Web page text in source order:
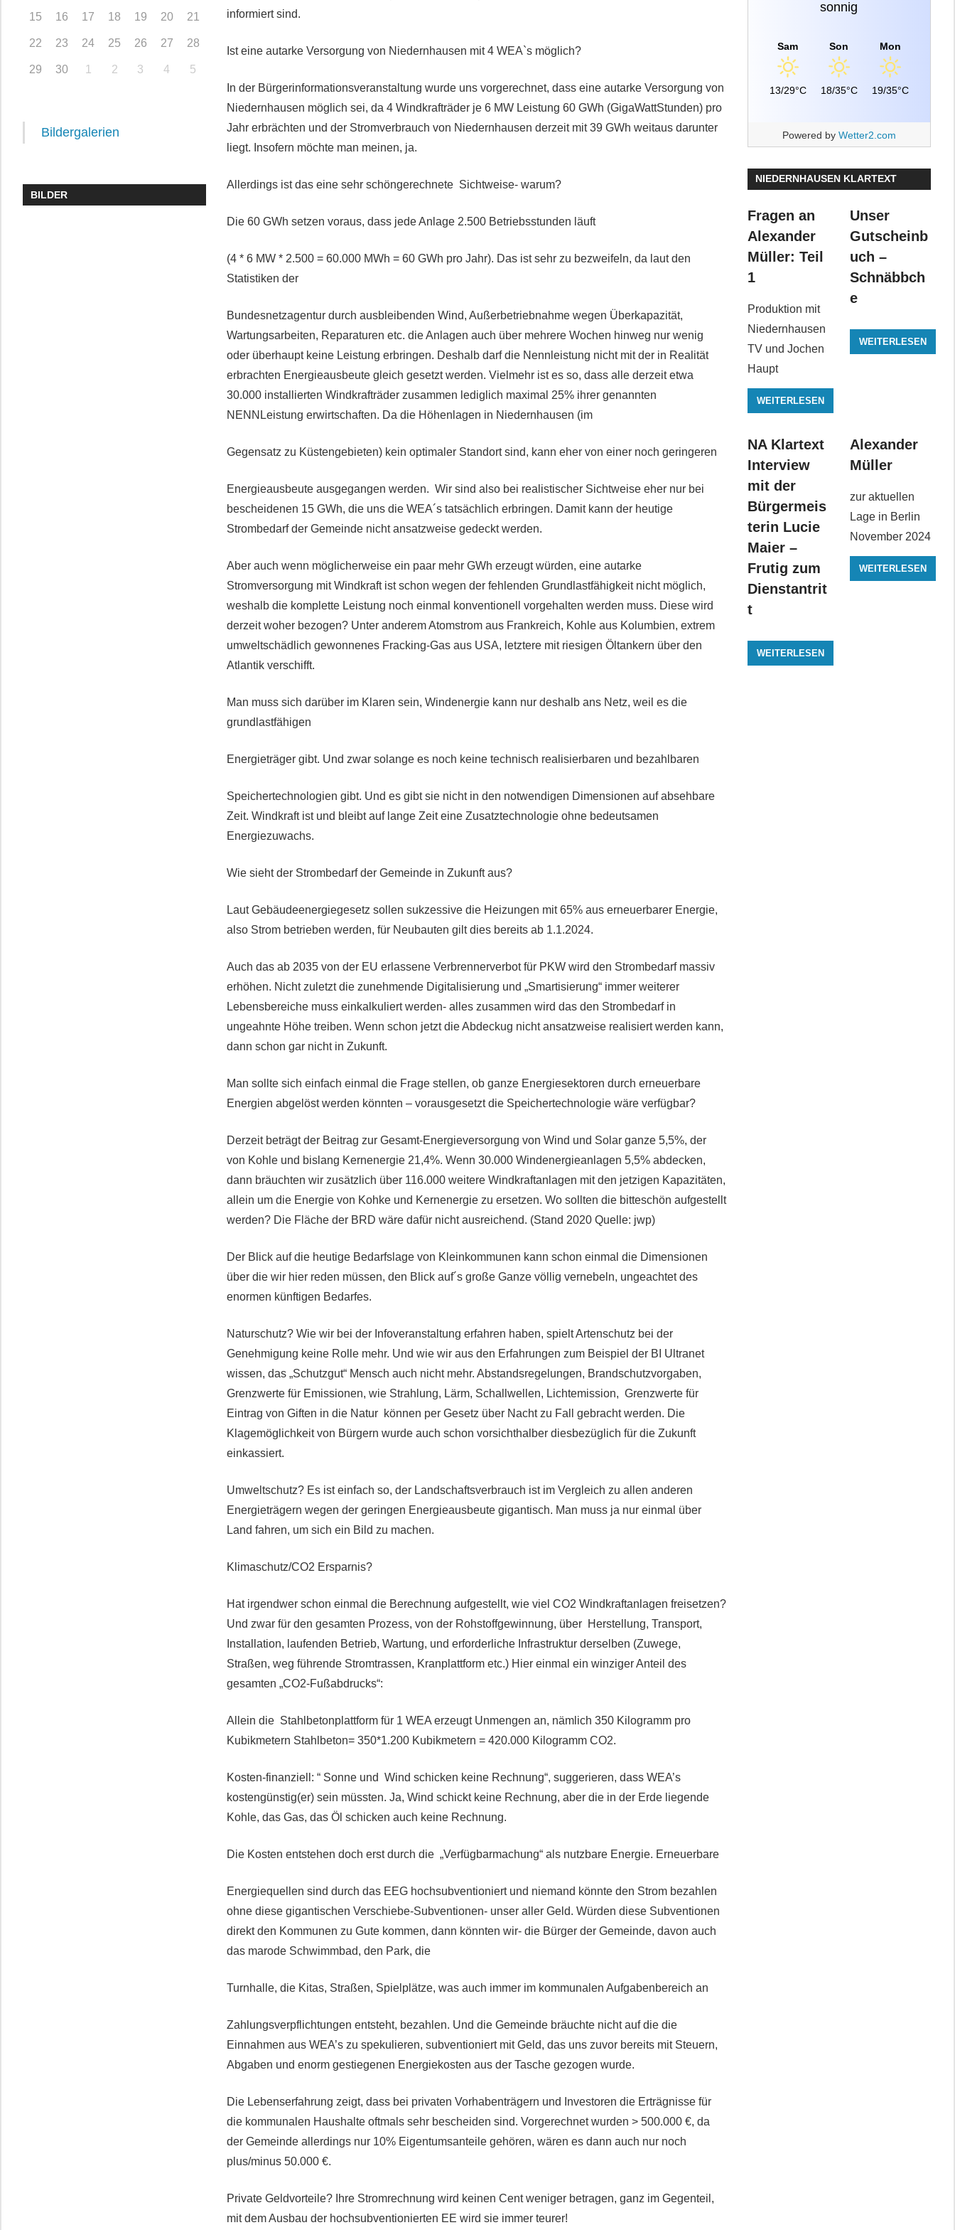
informiert sind.
Ist eine autarke Versorgung von Niedernhausen mit 4 WEA`s möglich?
In der Bürgerinformationsveranstaltung wurde uns vorgerechnet, dass eine autarke Versorgung von
Niedernhausen möglich sei, da 4 Windkrafträder je 6 MW Leistung 60 GWh (GigaWattStunden) pro
Jahr erbrächten und der Stromverbrauch von Niedernhausen derzeit mit 39 GWh weitaus darunter
liegt. Insofern möchte man meinen, ja.
Allerdings ist das eine sehr schöngerechnete Sichtweise- warum?
Die 60 GWh setzen voraus, dass jede Anlage 2.500 Betriebsstunden läuft
(4 * 6 MW * 2.500 = 60.000 MWh = 60 GWh pro Jahr). Das ist sehr zu bezweifeln, da laut den
Statistiken der
Bundesnetzagentur durch ausbleibenden Wind, Außerbetriebnahme wegen Überkapazität,
Wartungsarbeiten, Reparaturen etc. die Anlagen auch über mehrere Wochen hinweg nur wenig
oder überhaupt keine Leistung erbringen. Deshalb darf die Nennleistung nicht mit der in Realität
erbrachten Energieausbeute gleich gesetzt werden. Vielmehr ist es so, dass alle derzeit etwa
30.000 installierten Windkrafträder zusammen lediglich maximal 25% ihrer genannten
NENNLeistung erwirtschaften. Da die Höhenlagen in Niedernhausen (im
Gegensatz zu Küstengebieten) kein optimaler Standort sind, kann eher von einer noch geringeren
Energieausbeute ausgegangen werden. Wir sind also bei realistischer Sichtweise eher nur bei
bescheidenen 15 GWh, die uns die WEA´s tatsächlich erbringen. Damit kann der heutige
Strombedarf der Gemeinde nicht ansatzweise gedeckt werden.
Aber auch wenn möglicherweise ein paar mehr GWh erzeugt würden, eine autarke
Stromversorgung mit Windkraft ist schon wegen der fehlenden Grundlastfähigkeit nicht möglich,
weshalb die komplette Leistung noch einmal konventionell vorgehalten werden muss. Diese wird
derzeit woher bezogen? Unter anderem Atomstrom aus Frankreich, Kohle aus Kolumbien, extrem
umweltschädlich gewonnenes Fracking-Gas aus USA, letztere mit riesigen Öltankern über den
Atlantik verschifft.
Man muss sich darüber im Klaren sein, Windenergie kann nur deshalb ans Netz, weil es die
grundlastfähigen
Energieträger gibt. Und zwar solange es noch keine technisch realisierbaren und bezahlbaren
Speichertechnologien gibt. Und es gibt sie nicht in den notwendigen Dimensionen auf absehbare
Zeit. Windkraft ist und bleibt auf lange Zeit eine Zusatztechnologie ohne bedeutsamen
Energiezuwachs.
Wie sieht der Strombedarf der Gemeinde in Zukunft aus?
Laut Gebäudeenergiegesetz sollen sukzessive die Heizungen mit 65% aus erneuerbarer Energie,
also Strom betrieben werden, für Neubauten gilt dies bereits ab 1.1.2024.
Auch das ab 2035 von der EU erlassene Verbrennerverbot für PKW wird den Strombedarf massiv
erhöhen. Nicht zuletzt die zunehmende Digitalisierung und „Smartisierung“ immer weiterer
Lebensbereiche muss einkalkuliert werden- alles zusammen wird das den Strombedarf in
ungeahnte Höhe treiben. Wenn schon jetzt die Abdeckug nicht ansatzweise realisiert werden kann,
dann schon gar nicht in Zukunft.
Man sollte sich einfach einmal die Frage stellen, ob ganze Energiesektoren durch erneuerbare
Energien abgelöst werden könnten – vorausgesetzt die Speichertechnologie wäre verfügbar?
Derzeit beträgt der Beitrag zur Gesamt-Energieversorgung von Wind und Solar ganze 5,5%, der
von Kohle und bislang Kernenergie 21,4%. Wenn 30.000 Windenergieanlagen 5,5% abdecken,
dann bräuchten wir zusätzlich über 116.000 weitere Windkraftanlagen mit den jetzigen Kapazitäten,
allein um die Energie von Kohke und Kernenergie zu ersetzen. Wo sollten die bitteschön aufgestellt
werden? Die Fläche der BRD wäre dafür nicht ausreichend. (Stand 2020 Quelle: jwp)
Der Blick auf die heutige Bedarfslage von Kleinkommunen kann schon einmal die Dimensionen
über die wir hier reden müssen, den Blick auf´s große Ganze völlig vernebeln, ungeachtet des
enormen künftigen Bedarfes.
Naturschutz? Wie wir bei der Infoveranstaltung erfahren haben, spielt Artenschutz bei der
Genehmigung keine Rolle mehr. Und wie wir aus den Erfahrungen zum Beispiel der BI Ultranet
wissen, das „Schutzgut“ Mensch auch nicht mehr. Abstandsregelungen, Brandschutzvorgaben,
Grenzwerte für Emissionen, wie Strahlung, Lärm, Schallwellen, Lichtemission, Grenzwerte für
Eintrag von Giften in die Natur können per Gesetz über Nacht zu Fall gebracht werden. Die
Klagemöglichkeit von Bürgern wurde auch schon vorsichthalber diesbezüglich für die Zukunft
einkassiert.
Umweltschutz? Es ist einfach so, der Landschaftsverbrauch ist im Vergleich zu allen anderen
Energieträgern wegen der geringen Energieausbeute gigantisch. Man muss ja nur einmal über
Land fahren, um sich ein Bild zu machen.
Klimaschutz/CO2 Ersparnis?
Hat irgendwer schon einmal die Berechnung aufgestellt, wie viel CO2 Windkraftanlagen freisetzen?
Und zwar für den gesamten Prozess, von der Rohstoffgewinnung, über Herstellung, Transport,
Installation, laufenden Betrieb, Wartung, und erforderliche Infrastruktur derselben (Zuwege,
Straßen, weg führende Stromtrassen, Kranplattform etc.) Hier einmal ein winziger Anteil des
gesamten „CO2-Fußabdrucks“:
Allein die Stahlbetonplattform für 1 WEA erzeugt Unmengen an, nämlich 350 Kilogramm pro
Kubikmetern Stahlbeton= 350*1.200 Kubikmetern = 420.000 Kilogramm CO2.
Kosten-finanziell: “ Sonne und Wind schicken keine Rechnung“, suggerieren, dass WEA’s
kostengünstig(er) sein müssten. Ja, Wind schickt keine Rechnung, aber die in der Erde liegende
Kohle, das Gas, das Öl schicken auch keine Rechnung.
Die Kosten entstehen doch erst durch die „Verfügbarmachung“ als nutzbare Energie. Erneuerbare
Energiequellen sind durch das EEG hochsubventioniert und niemand könnte den Strom bezahlen
ohne diese gigantischen Verschiebe-Subventionen- unser aller Geld. Würden diese Subventionen
direkt den Kommunen zu Gute kommen, dann könnten wir- die Bürger der Gemeinde, davon auch
das marode Schwimmbad, den Park, die
Turnhalle, die Kitas, Straßen, Spielplätze, was auch immer im kommunalen Aufgabenbereich an
Zahlungsverpflichtungen entsteht, bezahlen. Und die Gemeinde bräuchte nicht auf die die
Einnahmen aus WEA’s zu spekulieren, subventioniert mit Geld, das uns zuvor bereits mit Steuern,
Abgaben und enorm gestiegenen Energiekosten aus der Tasche gezogen wurde.
Die Lebenserfahrung zeigt, dass bei privaten Vorhabenträgern und Investoren die Erträgnisse für
die kommunalen Haushalte oftmals sehr bescheiden sind. Vorgerechnet wurden > 500.000 €, da
der Gemeinde allerdings nur 10% Eigentumsanteile gehören, wären es dann auch nur noch
plus/minus 50.000 €.
Private Geldvorteile? Ihre Stromrechnung wird keinen Cent weniger betragen, ganz im Gegenteil,
mit dem Ausbau der hochsubventionierten EE wird sie immer teurer!
15 16 17 18 19 20 21
22 23 24 25 26 27 28
29 30 1 2 3 4 5
Bildergalerien
BILDER
sonnig
Sam
13/29°C
Son
18/35°C
Mon
19/35°C
Powered by Wetter2.com
NIEDERNHAUSEN KLARTEXT
Fragen an
Alexander
Müller: Teil
1
Produktion mit
Niedernhausen
TV und Jochen
Haupt
WEITERLESEN
Unser
Gutscheinb
uch –
Schnäbbch
e
WEITERLESEN
NA Klartext
Interview
mit der
Bürgermeis
terin Lucie
Maier –
Frutig zum
Dienstantrit
t
WEITERLESEN
Alexander
Müller
zur aktuellen
Lage in Berlin
November 2024
WEITERLESEN